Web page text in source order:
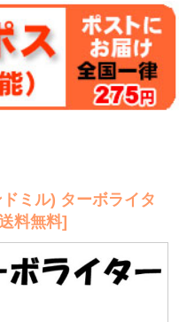
ミル) ターボライタ
料無料]